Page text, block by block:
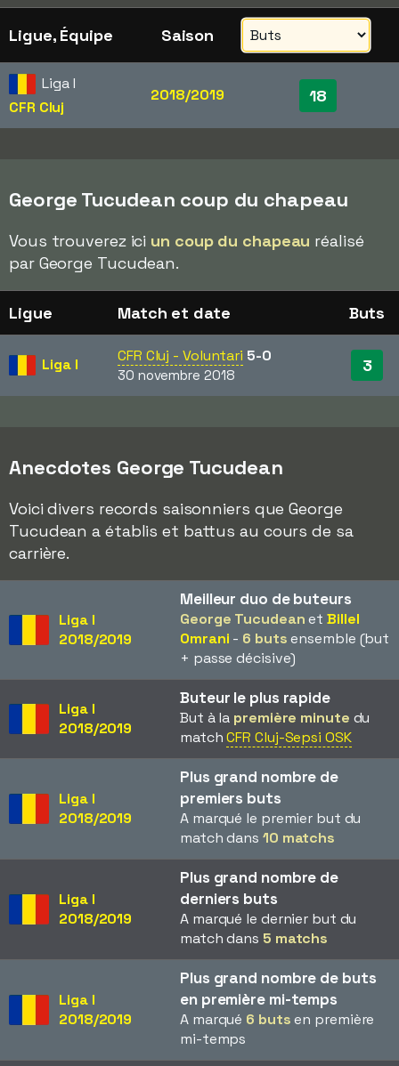
Ligue, Équipe Saison
Liga I
CFR Cluj
2018/2019 18
George Tucudean coup du chapeau
Vous trouverez ici un coup du chapeau réalisé
par George Tucudean.
Ligue Match et date Buts
Liga I CFR Cluj - Voluntari 5-0
30 novembre 2018 3
Anecdotes George Tucudean
Voici divers records saisonniers que George
Tucudean a établis et battus au cours de sa
carrière.
Liga I
2018/2019
Meilleur duo de buteurs
George TucudeanetBillel
Omrani - 6 butsensemble (but
+ passe décisive)
Liga I
2018/2019
Buteur le plus rapide
But à la première minute du
matchCFR Cluj-Sepsi OSK
Liga I
2018/2019
Plus grand nombre de
premiers buts
A marqué le premier but du
match dans 10 matchs
Liga I
2018/2019
Plus grand nombre de
derniers buts
A marqué le dernier but du
match dans 5 matchs
Liga I
2018/2019
Plus grand nombre de buts
en première mi-temps
A marqué 6 butsen première
mi-temps